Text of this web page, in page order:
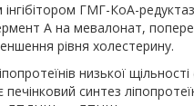
ГМГ-КоА-
А на мевалонат,
рівня холестерину.
низької
синтез